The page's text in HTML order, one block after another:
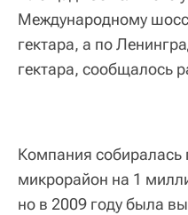
Международному
гектара, а по
гектара, сообщалось
Компания собиралась
микрорайон на 1
но в 2009 году была